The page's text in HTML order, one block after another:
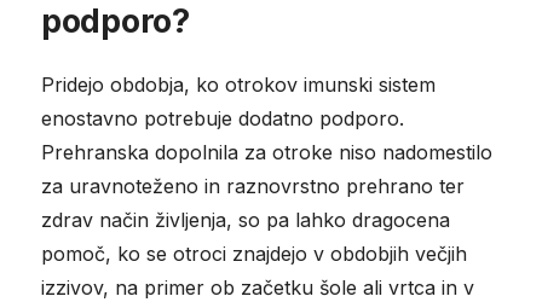
podporo?
Pridejo obdobja, ko otrokov imunski sistem
enostavno potrebuje dodatno podporo.
Prehranska dopolnila za otroke niso nadomestilo
za uravnoteženo in raznovrstno prehrano ter
zdrav način življenja, so pa lahko dragocena
pomoč, ko se otroci znajdejo v obdobjih večjih
izzivov, na primer ob začetku šole ali vrtca in v